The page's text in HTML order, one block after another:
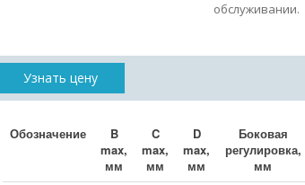
обслуживании.
Узнать цену
Обозначение
B
max,
мм
C
max,
мм
D
max,
мм
Боковая
регулировка,
мм